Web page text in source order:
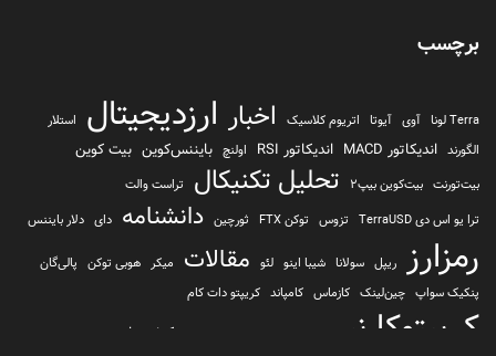
برچسب
Terra لونا آوی آیوتا اتریوم کلاسیک اخبار ارزدیجیتال
استلار
الگورند اندیکاتور MACD اندیکاتور RSI اولنچ بایننس‌کوین بیت کوین
بیت‌تورنت بیت‌کوین بیپ2 تحلیل تکنیکال
تراست والت
ترا یو اس دی TerraUSD
تزوس توکن FTX ثورچین دانشنامه دای دلار بایننس
رمزارز ریپل سولانا شیبا اینو لئو مقالات میکر هوبی توکن پالی‌گان
پنکیک سواپ چین‌لینک کازماس کامپاند کریپتو دات کام
کریپتوکارنسی کیف پول